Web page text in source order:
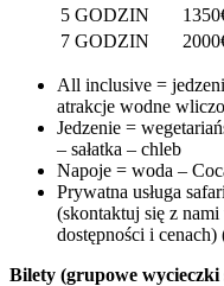
5 GODZIN
7 GODZIN
All inclusive =
atrakcje wodne
Jedzenie =
– sałatka – chleb
Napoje = woda –
Prywatna usługa
(skontaktuj się z
dostępności i
Bilety (grupowe wycieczki